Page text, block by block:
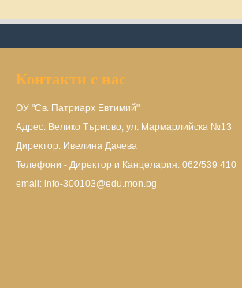
Контакти с нас
ОУ "Св. Патриарх Евтимий"
Адрес: Велико Търново, ул. Мармарлийска №13
Директор: Ивелина Дачева
Телефони - Директор и Канцелария: 062/539 410
email: info-300103@edu.mon.bg